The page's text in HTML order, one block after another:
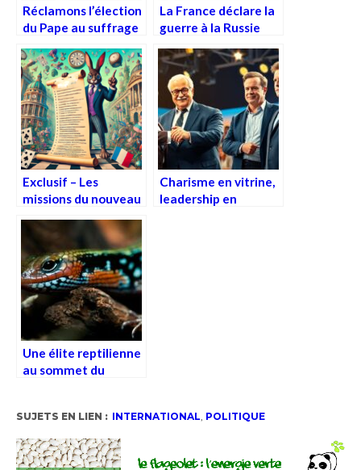
Réclamons l’élection
du Pape au suffrage
La France déclare la
guerre à la Russie
Exclusif – Les
missions du nouveau
Rabougrissement
Programmé
Charisme en vitrine,
leadership en
Une élite reptilienne
au sommet du
SUJETS EN LIEN : INTERNATIONAL, POLITIQUE